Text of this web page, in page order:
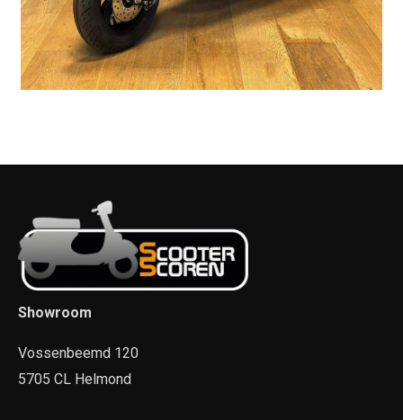
Showroom
Vossenbeemd 120
5705 CL Helmond